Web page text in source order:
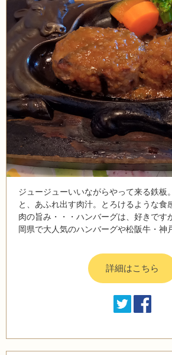
ジュージューいいながらやって来る鉄板
と、あふれ出す肉汁。とろけるような食
肉の旨み・・・ハンバーグは、好きです
岡県で大人気のハンバーグや松阪牛・神
詳細はこちら